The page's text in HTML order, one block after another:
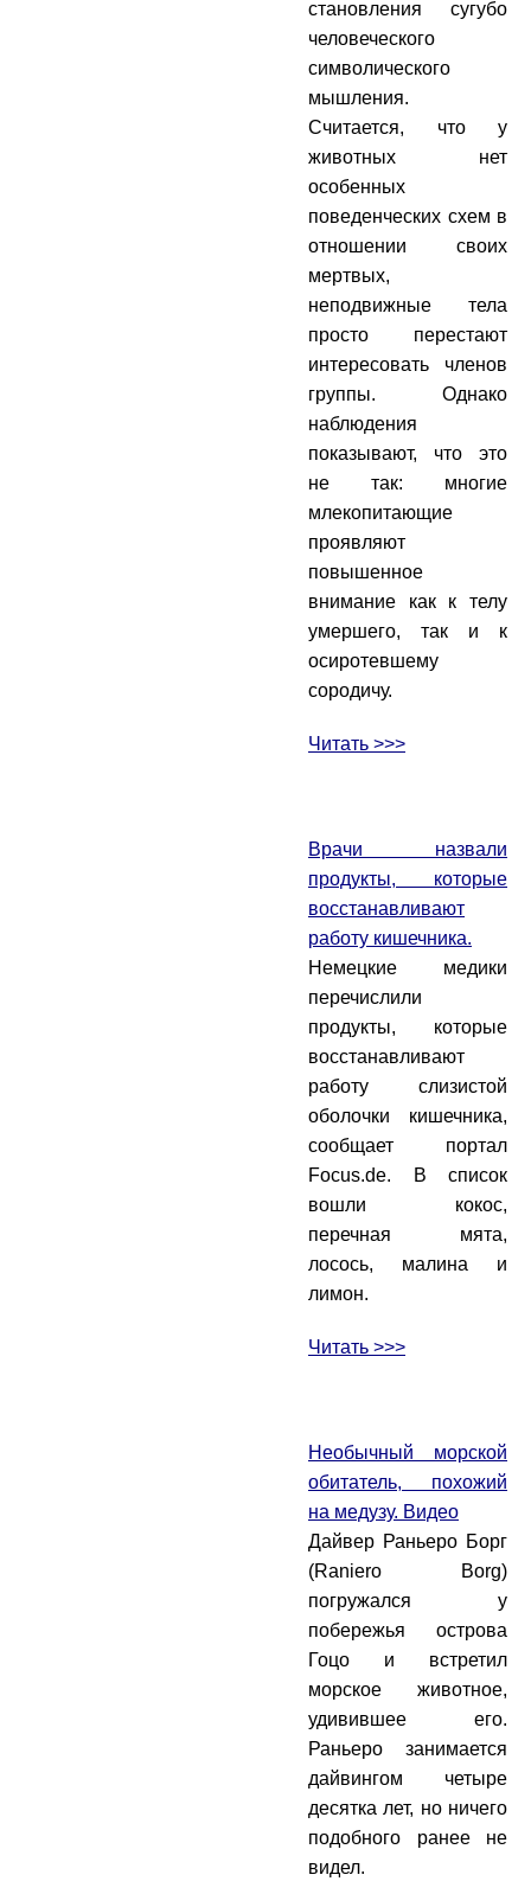
становления сугубо
человеческого
символического
мышления.
Считается, что у
животных нет
особенных
поведенческих схем в
отношении своих
мертвых,
неподвижные тела
просто перестают
интересовать членов
группы. Однако
наблюдения
показывают, что это
не так: многие
млекопитающие
проявляют
повышенное
внимание как к телу
умершего, так и к
осиротевшему
сородичу.
Читать >>>
Врачи назвали
продукты, которые
восстанавливают
работу кишечника.
Немецкие медики
перечислили
продукты, которые
восстанавливают
работу слизистой
оболочки кишечника,
сообщает портал
Focus.de. В список
вошли кокос,
перечная мята,
лосось, малина и
лимон.
Читать >>>
Необычный морской
обитатель, похожий
на медузу. Видео
Дайвер Раньеро Борг
(Raniero Borg)
погружался у
побережья острова
Гоцо и встретил
морское животное,
удивившее его.
Раньеро занимается
дайвингом четыре
десятка лет, но ничего
подобного ранее не
видел.